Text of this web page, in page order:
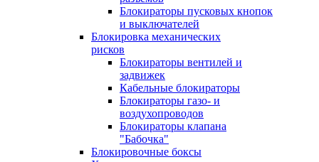
Блокираторы пусковых кнопок
и выключателей
Блокировка механических
рисков
Блокираторы вентилей и
задвижек
Кабельные блокираторы
Блокираторы газо- и
воздухопроводов
Блокираторы клапана
"Бабочка"
Блокировочные боксы